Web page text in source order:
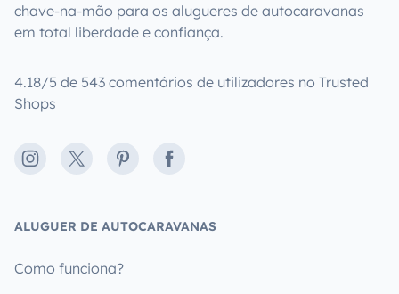
chave-na-mão para os alugueres de autocaravanas
em total liberdade e confiança.
4.18/5 de 543 comentários de utilizadores no Trusted
Shops
Instagram
X PinterestFacebook
ALUGUER DE AUTOCARAVANAS
Como funciona?